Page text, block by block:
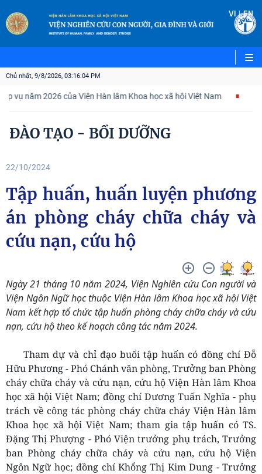
VI |EN
Chủ nhật, 9/8/2026, 03:16:05 PM
2026 của Viện Hàn lâm Khoa học xã hội Việt Nam Kế
ĐÀO TẠO - BỒI DƯỠNG
22/10/2024
Tập huấn, huấn luyện phương
án phòng cháy chữa cháy và
cứu nạn, cứu hộ
Ngày 21 tháng 10 năm 2024, Viện Nghiên cứu Con người và
Viện Ngôn Ngữ học thuộc Viện Hàn lâm Khoa học xã hội Việt
Nam kết hợp tổ chức tập huấn phòng cháy chữa cháy và cứu
nạn, cứu hộ theo kế hoạch công tác năm 2024.
Tham dự và chỉ đạo buổi tập huấn có đồng chí Đỗ
Hữu Phương - Phó Chánh văn phòng, Trưởng ban Phòng
cháy chữa cháy và cứu nạn, cứu hộ Viện Hàn lâm Khoa
học xã hội Việt Nam; đồng chí Dương Tuấn Nghĩa - phụ
trách về công tác phòng cháy chữa cháy Viện Hàn lâm
Khoa học xã hội Việt Nam; tham gia tập huấn có TS.
Đặng Thị Phượng - Phó Viện trưởng phụ trách, Trưởng
ban Phòng cháy chữa cháy và cứu nạn, cứu hộ Viện
Ngôn Ngữ học; đồng chí Khổng Thị Kim Dung - Trưởng